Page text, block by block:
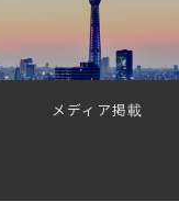
メディア掲載